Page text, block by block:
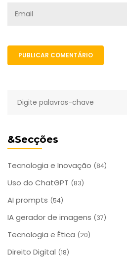
&Secções
Tecnologia e Inovação (84)
Uso do ChatGPT (83)
AI prompts (54)
IA gerador de imagens (37)
Tecnologia e Ética (20)
Direito Digital (18)
PUBLICAR COMENTÁRIO